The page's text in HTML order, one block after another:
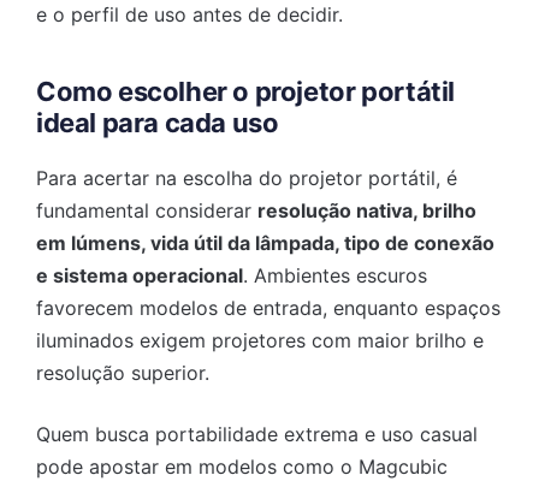
e o perfil de uso antes de decidir.
Como escolher o projetor portátil
ideal para cada uso
Para acertar na escolha do projetor portátil, é
fundamental considerar resolução nativa, brilho
em lúmens, vida útil da lâmpada, tipo de conexão
e sistema operacional. Ambientes escuros
favorecem modelos de entrada, enquanto espaços
iluminados exigem projetores com maior brilho e
resolução superior.
Quem busca portabilidade extrema e uso casual
pode apostar em modelos como o Magcubic